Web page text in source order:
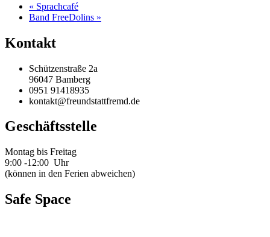
« Sprachcafé
Band FreeDolins »
Kontakt
Schützenstraße 2a
96047 Bamberg
0951 91418935
kontakt@freundstattfremd.de
Geschäftsstelle
Montag bis Freitag
9:00 -12:00 Uhr
(können in den Ferien abweichen)
Safe Space